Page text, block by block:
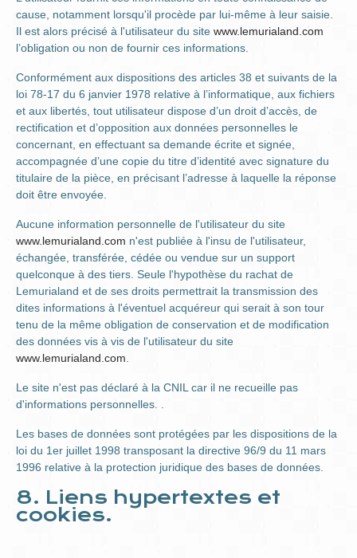
cause, notamment lorsqu'il procède par lui-même à leur saisie.
Il est alors précisé à l'utilisateur du site www.lemurialand.com
l’obligation ou non de fournir ces informations.
Conformément aux dispositions des articles 38 et suivants de la
loi 78-17 du 6 janvier 1978 relative à l’informatique, aux fichiers
et aux libertés, tout utilisateur dispose d’un droit d’accès, de
rectification et d’opposition aux données personnelles le
concernant, en effectuant sa demande écrite et signée,
accompagnée d’une copie du titre d’identité avec signature du
titulaire de la pièce, en précisant l’adresse à laquelle la réponse
doit être envoyée.
Aucune information personnelle de l'utilisateur du site
www.lemurialand.com n'est publiée à l'insu de l'utilisateur,
échangée, transférée, cédée ou vendue sur un support
quelconque à des tiers. Seule l'hypothèse du rachat de
Lemurialand et de ses droits permettrait la transmission des
dites informations à l'éventuel acquéreur qui serait à son tour
tenu de la même obligation de conservation et de modification
des données vis à vis de l'utilisateur du site
www.lemurialand.com
Le site n'est pas déclaré à la CNIL car il ne recueille pas
d'informations personnelles. .
Les bases de données sont protégées par les dispositions de la
loi du 1er juillet 1998 transposant la directive 96/9 du 11 mars
1996 relative à la protection juridique des bases de données.
8. Liens hypertextes et
cookies.